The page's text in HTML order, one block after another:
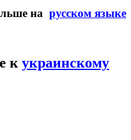
на русском языке
к украинскому